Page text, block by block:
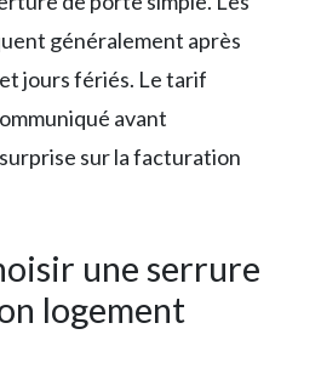
généralement après
jours fériés. Le tarif
avant
sur la facturation
une serrure
logement